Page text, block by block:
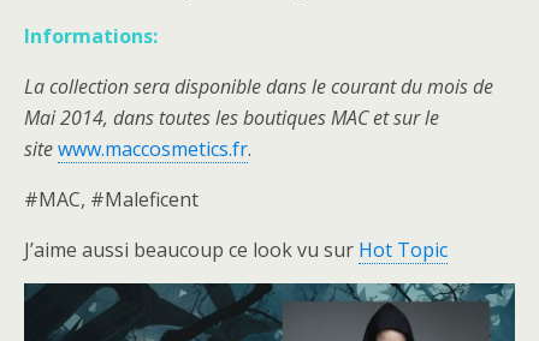
Informations:
La collection sera disponible dans le courant du mois de
Mai 2014, dans toutes les boutiques MAC et sur le
sitewww.maccosmetics.fr.
#MAC, #Maleficent
J’aime aussi beaucoup ce look vu sur Hot Topic